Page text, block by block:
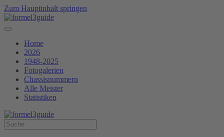
Zum Hauptinhalt springen
Home
2026
1948-2025
Fotogalerien
Chassisnummern
Alle Meister
Statistiken